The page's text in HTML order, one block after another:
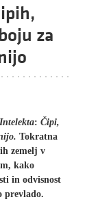
za
Intelekta: Čipi,
Tokratna
zemelj v
kako
in odvisnost
prevlado.